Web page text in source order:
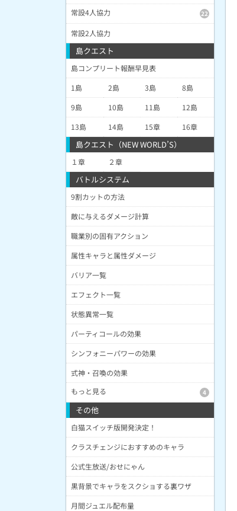
常設4人協力
22
常設2人協力
島クエスト
島コンプリート報酬早見表
1島
2島 3島
8島
9島
10島 11島
12島
13島
14島 15章 16章
島クエスト（NEW WORLD’S）
１章 ２章
バトルシステム
9割カットの方法
敵に与えるダメージ計算
職業別の固有アクション
属性キャラと属性ダメージ
バリア一覧
エフェクト一覧
状態異常一覧
パーティコールの効果
シンフォニーパワーの効果
式神・召喚の効果
もっと見る
4
その他
白猫スイッチ版開発決定！
クラスチェンジにおすすめのキャラ
公式生放送/おせにゃん
黒背景でキャラをスクショする裏ワザ
月間ジュエル配布量